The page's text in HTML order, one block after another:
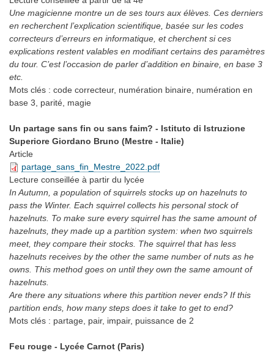
Une magicienne montre un de ses tours aux élèves. Ces derniers
en recherchent l’explication scientifique, basée sur les codes
correcteurs d’erreurs en informatique, et cherchent si ces
explications restent valables en modifiant certains des paramètres
du tour. C’est l’occasion de parler d’addition en binaire, en base 3
etc.
Mots clés : code correcteur, numération binaire, numération en
base 3, parité, magie
Un partage sans fin ou sans faim? - Istituto di Istruzione
Superiore Giordano Bruno (Mestre - Italie)
Article
partage_sans_fin_Mestre_2022.pdf
Lecture conseillée à partir du lycée
In Autumn, a population of squirrels stocks up on hazelnuts to
pass the Winter. Each squirrel collects his personal stock of
hazelnuts. To make sure every squirrel has the same amount of
hazelnuts, they made up a partition system: when two squirrels
meet, they compare their stocks. The squirrel that has less
hazelnuts receives by the other the same number of nuts as he
owns. This method goes on until they own the same amount of
hazelnuts.
Are there any situations where this partition never ends? If this
partition ends, how many steps does it take to get to end?
Mots clés : partage, pair, impair, puissance de 2
Feu rouge - Lycée Carnot (Paris)